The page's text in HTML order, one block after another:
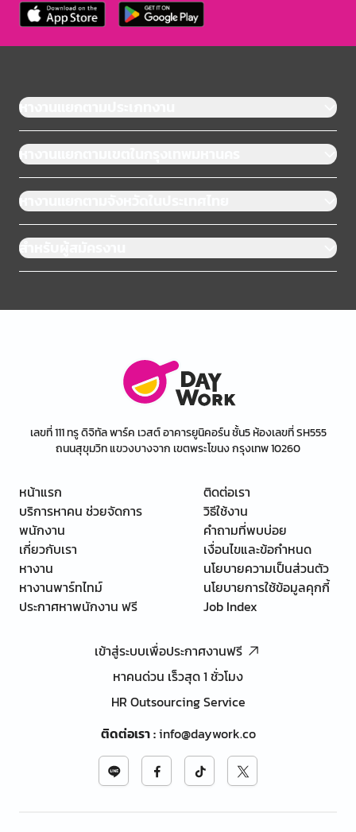
หางานแยกตามประเภทงาน
หางานแยกตามเขตในกรุงเทพมหานคร
หางานแยกตามจังหวัดในประเทศไทย
สำหรับผู้สมัครงาน
เลขที่ 111 ทรู ดิจิทัล พาร์ค เวสต์ อาคารยูนิคอร์น ชั้น5 ห้องเลขที่ SH555
ถนนสุขุมวิท แขวงบางจาก เขตพระโขนง กรุงเทพ 10260
หน้าแรก
บริการหาคน ช่วยจัดการ
พนักงาน
เกี่ยวกับเรา
หางาน
หางานพาร์ทไทม์
ประกาศหาพนักงาน ฟรี
ติดต่อเรา
วิธีใช้งาน
คำถามที่พบบ่อย
เงื่อนไขและข้อกำหนด
นโยบายความเป็นส่วนตัว
นโยบายการใช้ข้อมูลคุกกี้
Job Index
เข้าสู่ระบบเพื่อประกาศงานฟรี
หาคนด่วน เร็วสุด 1 ชั่วโมง
HR Outsourcing Service
ติดต่อเรา:info@daywork.co